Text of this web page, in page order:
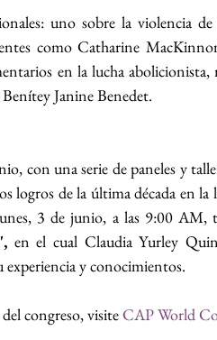
uno sobre la violencia
como Catharine
en la lucha
Janine Benedet.
con una serie de paneles y
logros de la última década en
3 de junio, a las 9:00 AM,
en el cual Claudia Yurley
y conocimientos.
congreso, visite CAP World